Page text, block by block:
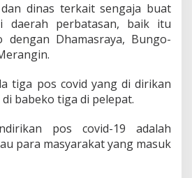
g
a
n
D
l
m
s
R
a
dinas terkait sengaja buat
daerah perbatasan, baik itu
dengan Dhamasraya, Bungo-
tiga pos covid yang di dirikan
babeko tiga di pelepat.
pos covid-19 adalah
para masyarakat yang masuk